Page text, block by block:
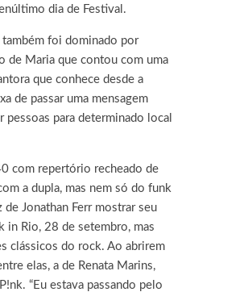
dia de Festival.
também foi dominado por
de Maria que contou com uma
que conhece desde a
de passar uma mensagem
para determinado local
com repertório recheado de
a dupla, mas nem só do funk
Jonathan Ferr mostrar seu
in Rio, 28 de setembro, mas
clássicos do rock. Ao abrirem
elas, a de Renata Marins,
“Eu estava passando pelo